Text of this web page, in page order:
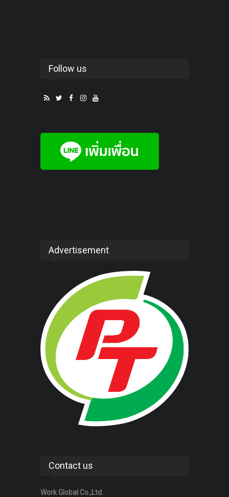
Follow us
Advertisement
Contact us
Work Global Co.,Ltd.